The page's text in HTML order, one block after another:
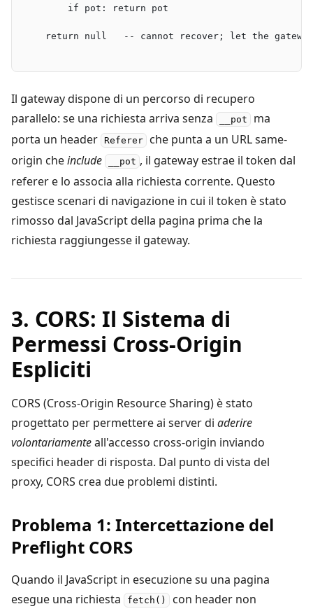
        if pot: return pot
return null   -- cannot recover; let the
Il gateway dispone di un percorso di recupero
parallelo: se una richiesta arriva senza
__pot
ma
porta un header Referer che punta a un URL same-
origin cheinclude __pot , il gateway estrae il token dal
referer e lo associa alla richiesta corrente. Questo
gestisce scenari di navigazione in cui il token è stato
rimosso dal JavaScript della pagina prima che la
richiesta raggiungesse il gateway.
3. CORS: Il Sistema di
Permessi Cross-Origin
Espliciti
CORS (Cross-Origin Resource Sharing) è stato
progettato per permettere ai server di aderire
volontariamenteall'accesso cross-origin inviando
specifici header di risposta. Dal punto di vista del
proxy, CORS crea due problemi distinti.
Problema 1: Intercettazione del
Preflight CORS
Quando il JavaScript in esecuzione su una pagina
esegue una richiesta
fetch() con header non